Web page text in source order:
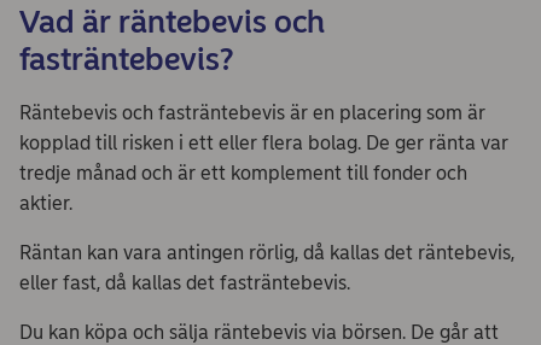
Vad är räntebevis och
fasträntebevis?
Räntebevis och fasträntebevis är en placering som är
kopplad till risken i ett eller flera bolag. De ger ränta var
tredje månad och är ett komplement till fonder och
aktier.
Räntan kan vara antingen rörlig, då kallas det räntebevis,
eller fast, då kallas det fasträntebevis.
Du kan köpa och sälja räntebevis via börsen. De går att